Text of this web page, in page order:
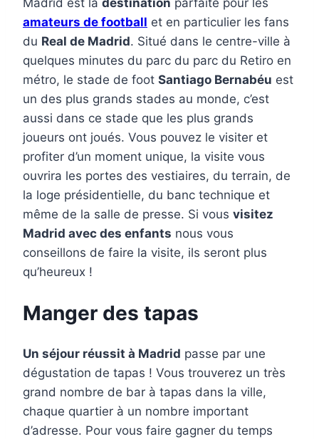
amateurs de football et en particulier les fans
du Real de Madrid. Situé dans le centre-ville à
quelques minutes du parc du parc du Retiro en
métro, le stade de foot Santiago Bernabéu est
un des plus grands stades au monde, c’est
aussi dans ce stade que les plus grands
joueurs ont joués. Vous pouvez le visiter et
profiter d’un moment unique, la visite vous
ouvrira les portes des vestiaires, du terrain, de
la loge présidentielle, du banc technique et
même de la salle de presse. Si vous visitez
Madrid avec des enfants nous vous
conseillons de faire la visite, ils seront plus
qu’heureux !
Manger des tapas
Un séjour réussit à Madrid passe par une
dégustation de tapas ! Vous trouverez un très
grand nombre de bar à tapas dans la ville,
chaque quartier à un nombre important
d’adresse. Pour vous faire gagner du temps